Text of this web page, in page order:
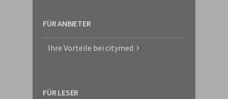
FÜR ANBIETER
Ihre Vorteile bei citymed
FÜR LESER